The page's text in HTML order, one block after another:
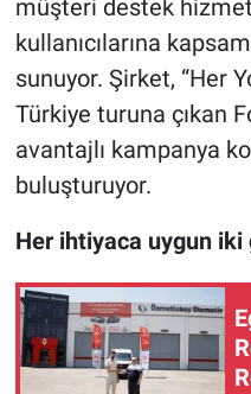
müşteri destek
kullanıcılarına
sunuyor. Şirket, “Her
Türkiye turuna çıkan
avantajlı kampanya
buluşturuyor.
Her ihtiyaca uygun